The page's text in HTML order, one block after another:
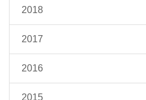
2018
2017
2016
2015